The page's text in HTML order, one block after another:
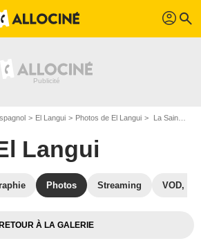
profil search
El Langui Photos de El Langui La Sainte équipe : Photo El Langui
Langui
Photos Streaming VOD,
RETOUR À LA GALERIE